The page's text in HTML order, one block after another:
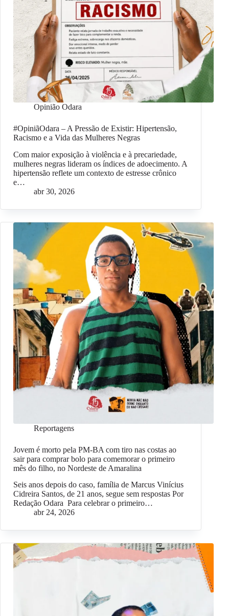
Opinião Odara
#OpiniãOdara – A Pressão de Existir: Hipertensão,
Racismo e a Vida das Mulheres Negras
Com maior exposição à violência e à precariedade,
mulheres negras lideram os índices de adoecimento. A
hipertensão reflete um contexto de estresse crônico
e…
abr 30, 2026
Reportagens
Jovem é morto pela PM-BA com tiro nas costas ao
sair para comprar bolo para comemorar o primeiro
mês do filho, no Nordeste de Amaralina
Seis anos depois do caso, família de Marcus Vinícius
Cidreira Santos, de 21 anos, segue sem respostas Por
Redação Odara Para celebrar o primeiro…
abr 24, 2026